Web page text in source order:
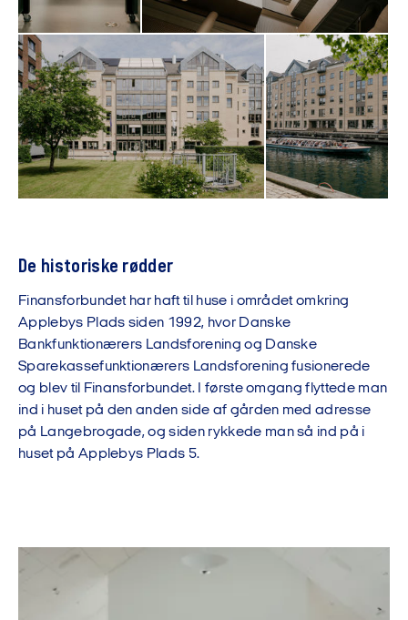
De historiske rødder
Finansforbundet har haft til huse i området omkring
Applebys Plads siden 1992, hvor Danske
Bankfunktionærers Landsforening og Danske
Sparekassefunktionærers Landsforening fusionerede
og blev til Finansforbundet. I første omgang flyttede man
ind i huset på den anden side af gården med adresse
på Langebrogade, og siden rykkede man så ind på i
huset på Applebys Plads 5.